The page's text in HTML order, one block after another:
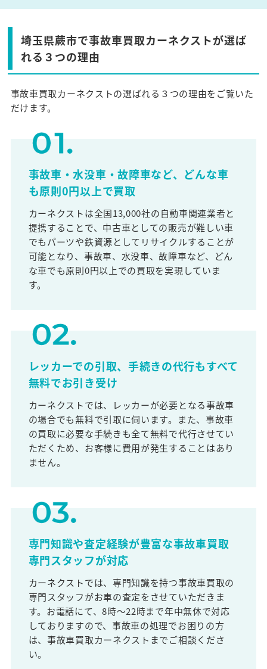
埼玉県蕨市で事故車買取カーネクストが選ば
れる３つの理由
事故車買取カーネクストの選ばれる３つの理由をご覧いた
だけます。
事故車・水没車・故障車など、どんな車
も原則0円以上で買取
カーネクストは全国13,000社の自動車関連業者と
提携することで、中古車としての販売が難しい車
でもパーツや鉄資源としてリサイクルすることが
可能となり、事故車、水没車、故障車など、どん
な車でも原則0円以上での買取を実現していま
す。
レッカーでの引取、手続きの代行もすべて
無料でお引き受け
カーネクストでは、レッカーが必要となる事故車
の場合でも無料で引取に伺います。また、事故車
の買取に必要な手続きも全て無料で代行させてい
ただくため、お客様に費用が発生することはあり
ません。
専門知識や査定経験が豊富な事故車買取
専門スタッフが対応
カーネクストでは、専門知識を持つ事故車買取の
専門スタッフがお車の査定をさせていただきま
す。お電話にて、8時～22時まで年中無休で対応
しておりますので、事故車の処理でお困りの方
は、事故車買取カーネクストまでご相談くださ
い。